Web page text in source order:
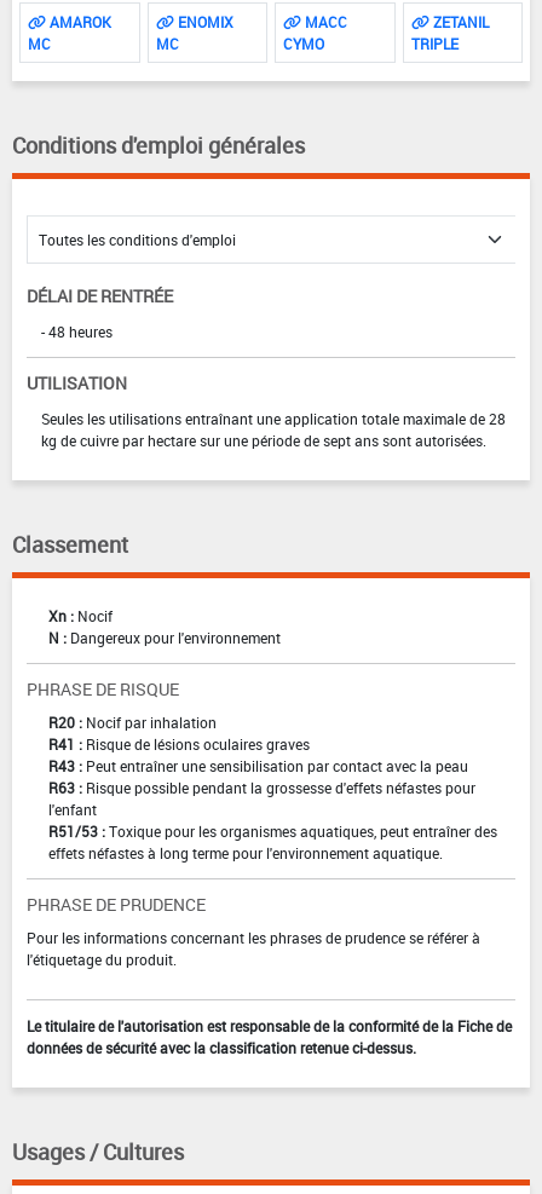
AMAROK
MC
ENOMIX
MC
MACC
CYMO
ZETANIL
TRIPLE
Conditions d'emploi générales
DÉLAI DE RENTRÉE
- 48 heures
UTILISATION
Seules les utilisations entraînant une application totale maximale de 28
kg de cuivre par hectare sur une période de sept ans sont autorisées.
Classement
Xn : Nocif
N : Dangereux pour l'environnement
PHRASE DE RISQUE
R20 : Nocif par inhalation
R41 : Risque de lésions oculaires graves
R43 : Peut entraîner une sensibilisation par contact avec la peau
R63 : Risque possible pendant la grossesse d'effets néfastes pour
l'enfant
R51/53 :Toxique pour les organismes aquatiques, peut entraîner des
effets néfastes à long terme pour l'environnement aquatique.
PHRASE DE PRUDENCE
Pour les informations concernant les phrases de prudence se référer à
l'étiquetage du produit.
Le titulaire de l'autorisation est responsable de la conformité de la Fiche de
données de sécurité avec la classification retenue ci-dessus.
Usages / Cultures